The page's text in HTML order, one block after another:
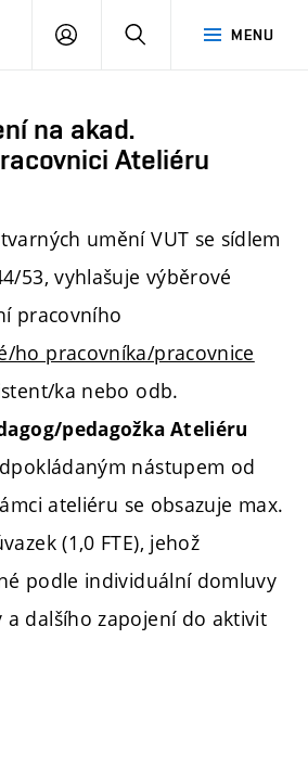
MENU
PŘIHLÁSIT
na akad.
Ateliéru
umění VUT se sídlem
53, vyhlašuje výběrové
pracovního
ho pracovníka/pracovnice
ka nebo odb.
pedagožka Ateliéru
nástupem od
ateliéru se obsazuje max.
(1,0 FTE), jehož
podle individuální domluvy
a dalšího zapojení do aktivit